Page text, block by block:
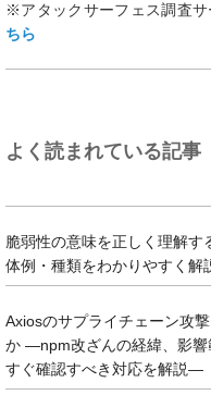
※アタックサーフェス調査サ
ちら
よく読まれている記事
脆弱性の意味を正しく理解
体例・種類をわかりやすく解
Axiosのサプライチェーン攻
か ―npm改ざんの経緯、影響
すぐ確認すべき対応を解説―